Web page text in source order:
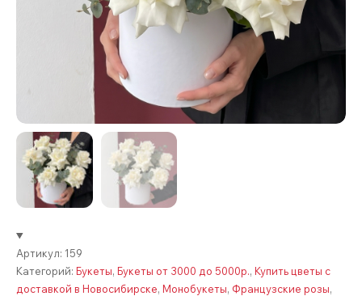
Артикул: 159
Категорий: Букеты, Букеты от 3000 до 5000р., Купить цветы с
доставкой в Новосибирске, Монобукеты, Французские розы,